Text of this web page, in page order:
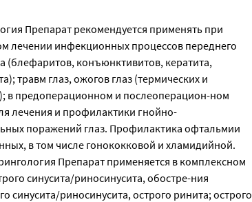
Препарат рекомендуется применять при
лечении инфекционных процессов переднего
(блефаритов, конъюнктивитов, кератита,
травм глаз, ожогов глаз (термических и
в предоперационном и послеоперацион-ном
лечения и профилактики гнойно-
поражений глаз. Профилактика офтальмии
в том числе гонококковой и хламидийной.
Препарат применяется в комплексном
синусита/риносинусита, обостре-ния
синусита/риносинусита, острого ринита; острого